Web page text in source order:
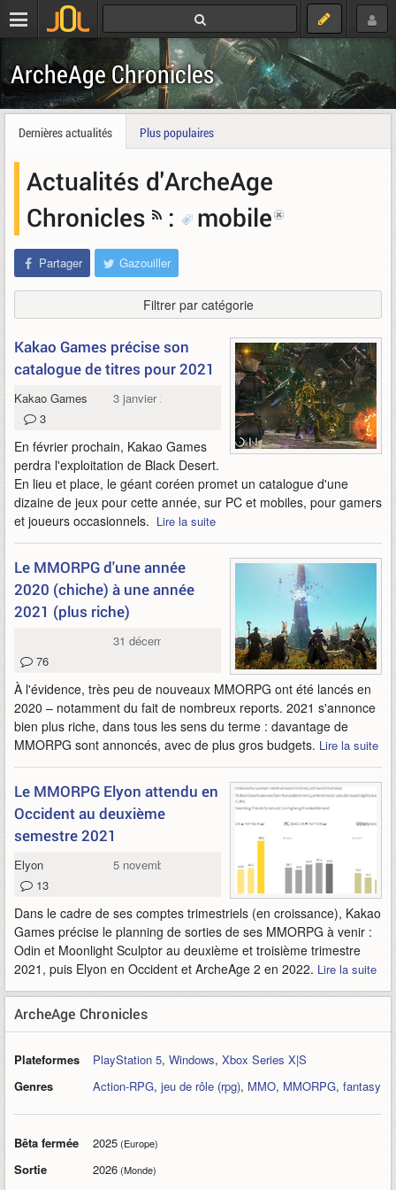
ArcheAge Chronicles
Dernières actualités Plus populaires
Actualités d'ArcheAge
Chronicles
: mobile
Partager Gazouiller
Filtrer par catégorie
Kakao Games précise son
catalogue de titres pour 2021
Kakao Games
3 janvier 2021
3
En février prochain, Kakao Games
perdra l'exploitation de Black Desert.
En lieu et place, le géant coréen promet un catalogue d'une
dizaine de jeux pour cette année, sur PC et mobiles, pour gamers
et joueurs occasionnels. Lire la suite
Le MMORPG d'une année
2020 (chiche) à une année
2021 (plus riche)
31 décembre 2020
76
À l'évidence, très peu de nouveaux MMORPG ont été lancés en
2020 – notamment du fait de nombreux reports. 2021 s'annonce
bien plus riche, dans tous les sens du terme : davantage de
MMORPG sont annoncés, avec de plus gros budgets. Lire la suite
Le MMORPG Elyon attendu en
Occident au deuxième
semestre 2021
Elyon
5 novembre 2020
13
Dans le cadre de ses comptes trimestriels (en croissance), Kakao
Games précise le planning de sorties de ses MMORPG à venir :
Odin et Moonlight Sculptor au deuxième et troisième trimestre
2021, puis Elyon en Occident et ArcheAge 2 en 2022. Lire la suite
ArcheAge Chronicles
Plateformes PlayStation 5, Windows, Xbox Series X|S
Genres
Action-RPG, jeu de rôle (rpg), MMO, MMORPG, fantasy
Bêta fermée 2025(Europe)
Sortie 2026(Monde)